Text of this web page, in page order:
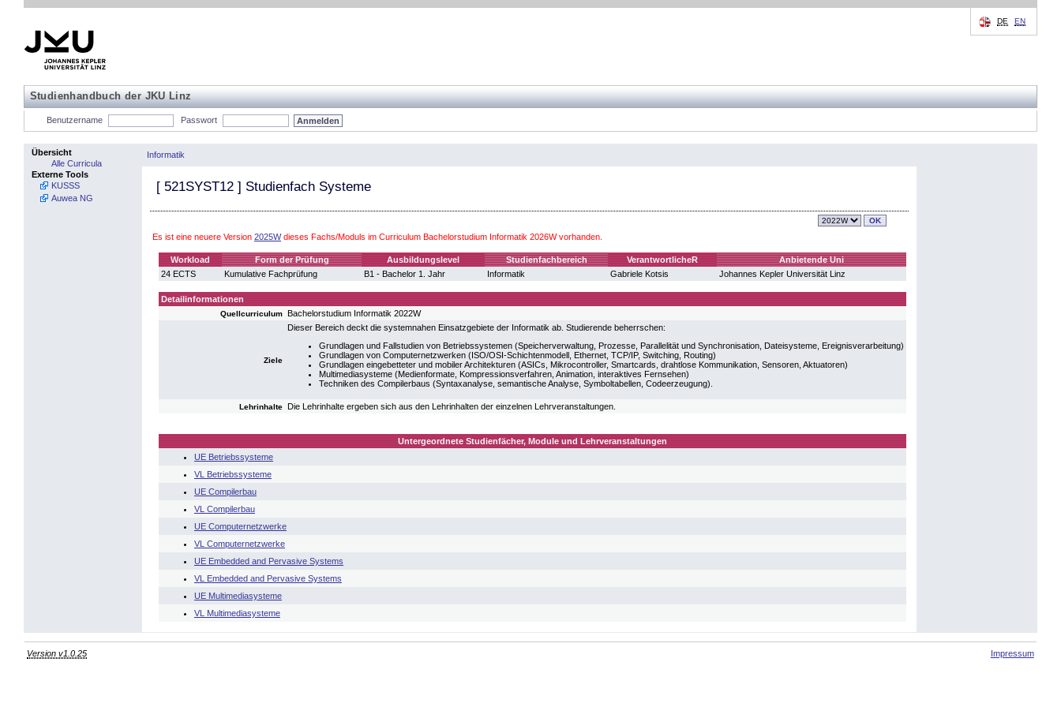
Studienhandbuch der JKU Linz
DE EN
Benutzername Passwort
Übersicht
Alle Curricula
Externe Tools
KUSSS
Auwea NG
Informatik
[ 521SYST12 ] Studienfach Systeme
Es ist eine neuere Version 2025Wdieses Fachs/Moduls im Curriculum Bachelorstudium Informatik 2026W vorhanden.
Workload Form der Prüfung Ausbildungslevel Studienfachbereich VerantwortlicheR
Anbietende Uni
24 ECTS
Kumulative Fachprüfung B1 - Bachelor 1. Jahr Informatik Gabriele Kotsis Johannes Kepler Universität Linz
Detailinformationen
Quellcurriculum Bachelorstudium Informatik 2022W
Ziele
Dieser Bereich deckt die systemnahen Einsatzgebiete der Informatik ab. Studierende beherrschen:
Grundlagen und Fallstudien von Betriebssystemen (Speicherverwaltung, Prozesse, Parallelität und Synchronisation, Dateisysteme, Ereignisverarbeitung)
Grundlagen von Computernetzwerken (ISO/OSI-Schichtenmodell, Ethernet, TCP/IP, Switching, Routing)
Grundlagen eingebetteter und mobiler Architekturen (ASICs, Mikrocontroller, Smartcards, drahtlose Kommunikation, Sensoren, Aktuatoren)
Multimediasysteme (Medienformate, Kompressionsverfahren, Animation, interaktives Fernsehen)
Techniken des Compilerbaus (Syntaxanalyse, semantische Analyse, Symboltabellen, Codeerzeugung).
Lehrinhalte Die Lehrinhalte ergeben sich aus den Lehrinhalten der einzelnen Lehrveranstaltungen.
Untergeordnete Studienfächer, Module und Lehrveranstaltungen
UE Betriebssysteme
VL Betriebssysteme
UE Compilerbau
VL Compilerbau
UE Computernetzwerke
VL Computernetzwerke
UE Embedded and Pervasive Systems
VL Embedded and Pervasive Systems
UE Multimediasysteme
VL Multimediasysteme
Version v1.0.25 Impressum